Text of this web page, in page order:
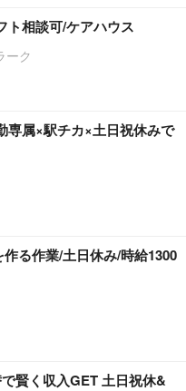
ト相談可/ケアハウス
ーク
専属×駅チカ×土日祝休みで
る作業/土日休み/時給1300
賢く収入GET 土日祝休&